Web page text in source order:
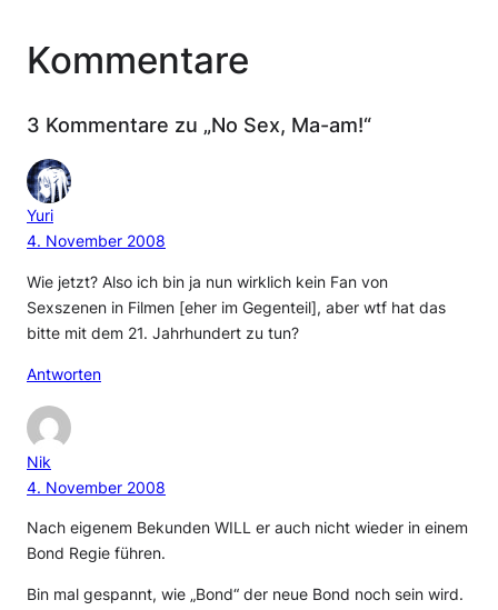
Kommentare
3 Kommentare zu „No Sex, Ma-am!“
Yuri
4. November 2008
Wie jetzt? Also ich bin ja nun wirklich kein Fan von
Sexszenen in Filmen [eher im Gegenteil], aber wtf hat das
bitte mit dem 21. Jahrhundert zu tun?
Antworten
Nik
4. November 2008
Nach eigenem Bekunden WILL er auch nicht wieder in einem
Bond Regie führen.
Bin mal gespannt, wie „Bond“ der neue Bond noch sein wird.